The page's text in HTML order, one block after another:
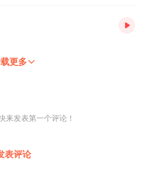
更多
来发表第一个评论！
表评论